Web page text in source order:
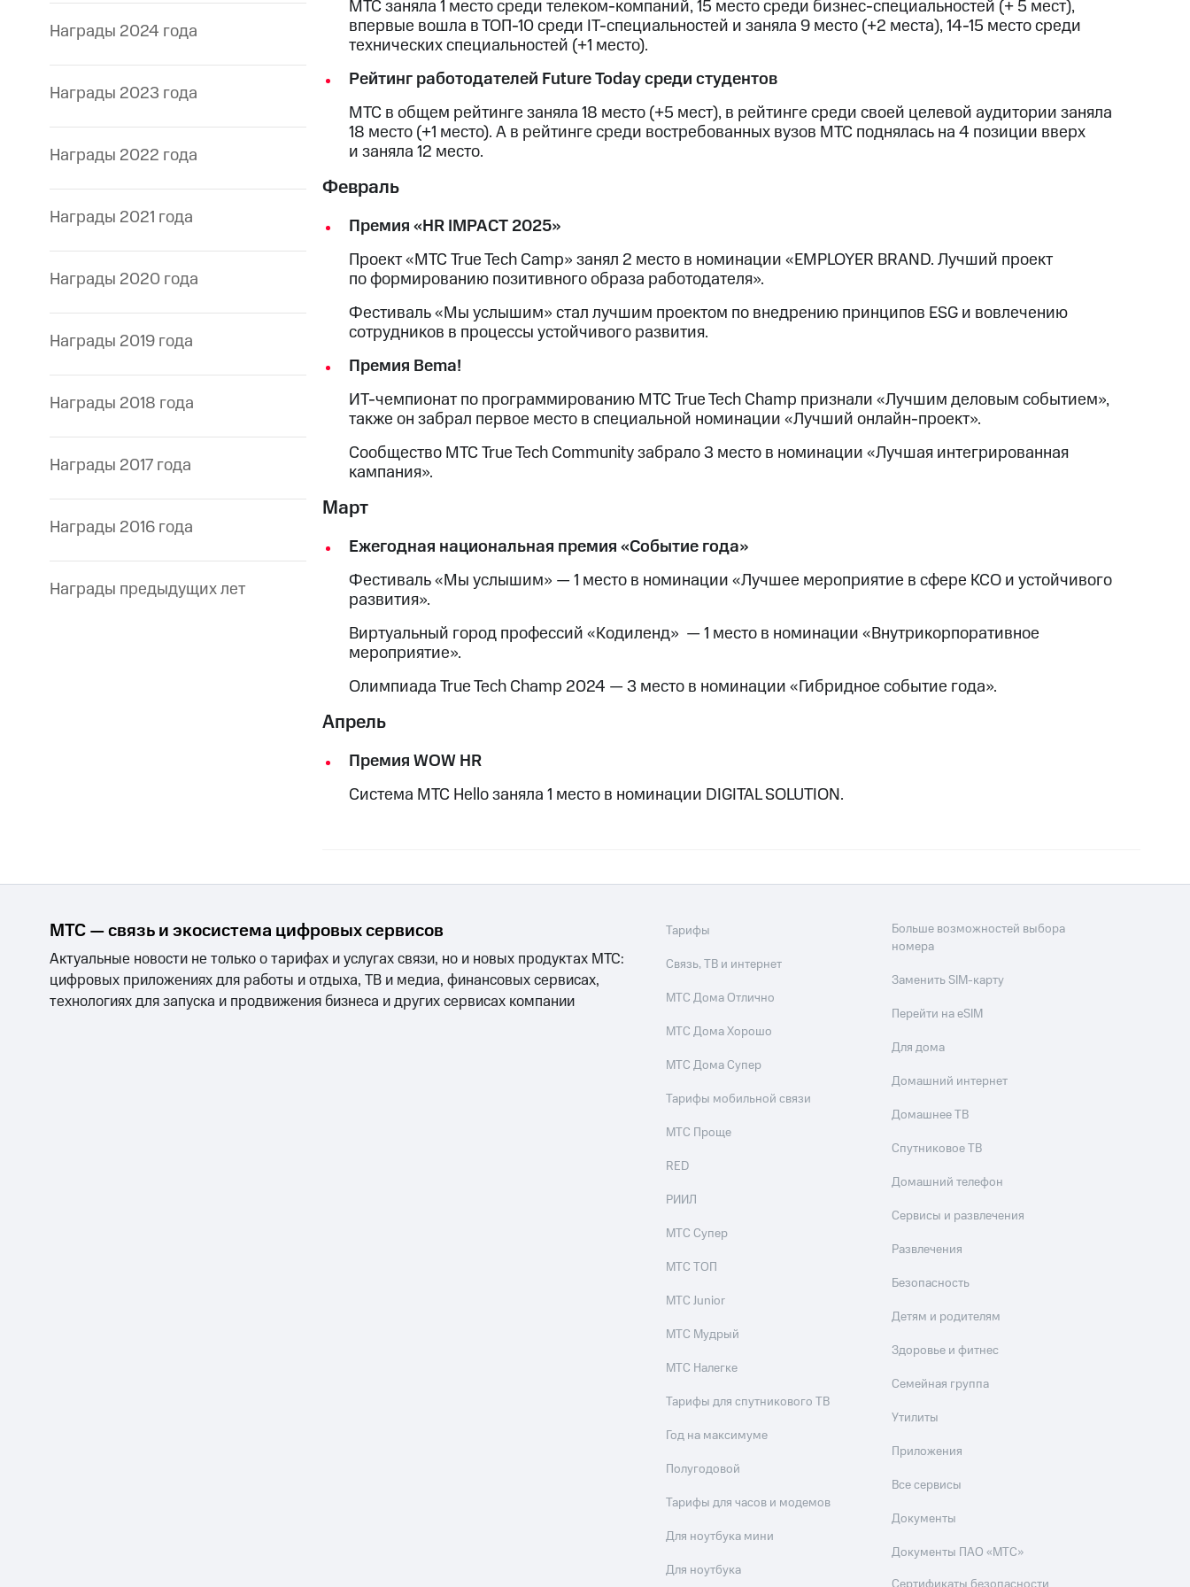
Награды 2024 года
Награды 2023 года
Награды 2022 года
Награды 2021 года
Награды 2020 года
Награды 2019 года
Награды 2018 года
Награды 2017 года
Награды 2016 года
Награды предыдущих лет
МТС заняла 1 место среди телеком-компаний, 15 место среди бизнес-специальностей (+ 5 мест),
впервые вошла в ТОП-10 среди IT-специальностей и заняла 9 место (+2 места), 14-15 место среди
технических специальностей (+1 место).
Рейтинг работодателей Future Today среди студентов
МТС в общем рейтинге заняла 18 место (+5 мест), в рейтинге среди своей целевой аудитории заняла
18 место (+1 место). А в рейтинге среди востребованных вузов МТС поднялась на 4 позиции вверх
и заняла 12 место.
Февраль
Премия «HR IMPACT 2025»
Проект «МТС True Tech Camp» занял 2 место в номинации «EMPLOYER BRAND. Лучший проект
по формированию позитивного образа работодателя».
Фестиваль «Мы услышим» стал лучшим проектом по внедрению принципов ESG и вовлечению
сотрудников в процессы устойчивого развития.
Премия Bema!
ИТ-чемпионат по программированию МТС True Tech Champ признали «Лучшим деловым событием»,
также он забрал первое место в специальной номинации «Лучший онлайн-проект».
Сообщество МТС True Tech Community забрало 3 место в номинации «Лучшая интегрированная
кампания».
Март
Ежегодная национальная премия «Событие года»
Фестиваль «Мы услышим» — 1 место в номинации «Лучшее мероприятие в сфере КСО и устойчивого
развития».
Виртуальный город профессий «Кодиленд» — 1 место в номинации «Внутрикорпоративное
мероприятие».
Олимпиада True Tech Champ 2024 — 3 место в номинации «Гибридное событие года».
Апрель
Премия WOW HR
Система МТС Hello заняла 1 место в номинации DIGITAL SOLUTION.
МТС — связь и экосистема цифровых сервисов
Актуальные новости не только о тарифах и услугах связи, но и новых продуктах МТС:
цифровых приложениях для работы и отдыха, ТВ и медиа, финансовых сервисах,
технологиях для запуска и продвижения бизнеса и других сервисах компании
Тарифы
Связь, ТВ и интернет
МТС Дома Отлично
МТС Дома Хорошо
МТС Дома Супер
Тарифы мобильной связи
МТС Проще
RED
РИИЛ
МТС Супер
МТС ТОП
МТС Junior
МТС Мудрый
МТС Налегке
Тарифы для спутникового ТВ
Год на максимуме
Полугодовой
Тарифы для часов и модемов
Для ноутбука мини
Для ноутбука
Больше возможностей выбора
номера
Заменить SIM-карту
Перейти на eSIM
Для дома
Домашний интернет
Домашнее ТВ
Спутниковое ТВ
Домашний телефон
Сервисы и развлечения
Развлечения
Безопасность
Детям и родителям
Здоровье и фитнес
Семейная группа
Утилиты
Приложения
Все сервисы
Документы
Документы ПАО «МТС»